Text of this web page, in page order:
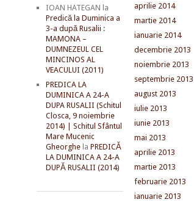
IOAN HATEGAN la
Predică la Duminica a
3-a după Rusalii :
MAMONA –
DUMNEZEUL CEL
MINCINOS AL
VEACULUI (2011)
PREDICA LA
DUMINICA A 24-A
DUPA RUSALII (Schitul
Closca, 9 noiembrie
2014) | Schitul Sfântul
Mare Mucenic
Gheorghela PREDICĂ
LA DUMINICA A 24-A
DUPĂ RUSALII (2014)
aprilie 2014
martie 2014
ianuarie 2014
decembrie 2013
noiembrie 2013
septembrie 2013
august 2013
iulie 2013
iunie 2013
mai 2013
aprilie 2013
martie 2013
februarie 2013
ianuarie 2013